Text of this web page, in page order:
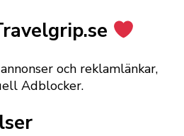
och reklamlänkar,
Adblocker.